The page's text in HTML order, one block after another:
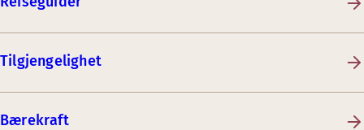
Tilgjengelighet
Bærekraft